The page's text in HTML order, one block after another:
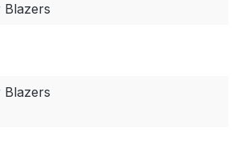
Blazers
Blazers